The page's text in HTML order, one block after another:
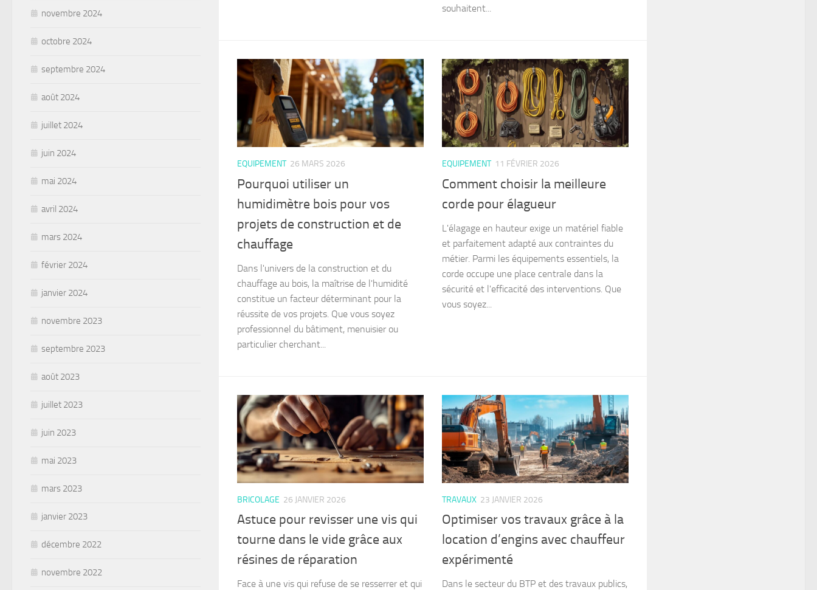
souhaitent...
EQUIPEMENT 26 MARS 2026
Pourquoi utiliser un
humidimètre bois pour vos
projets de construction et de
chauffage
Dans l'univers de la construction et du
chauffage au bois, la maîtrise de l'humidité
constitue un facteur déterminant pour la
réussite de vos projets. Que vous soyez
professionnel du bâtiment, menuisier ou
particulier cherchant...
EQUIPEMENT 11 FÉVRIER 2026
Comment choisir la meilleure
corde pour élagueur
L'élagage en hauteur exige un matériel fiable
et parfaitement adapté aux contraintes du
métier. Parmi les équipements essentiels, la
corde occupe une place centrale dans la
sécurité et l'efficacité des interventions. Que
vous soyez...
BRICOLAGE 26 JANVIER 2026
Astuce pour revisser une vis qui
tourne dans le vide grâce aux
résines de réparation
Face à une vis qui refuse de se resserrer et qui
TRAVAUX 23 JANVIER 2026
Optimiser vos travaux grâce à la
location d’engins avec chauffeur
expérimenté
Dans le secteur du BTP et des travaux publics,
novembre 2024
octobre 2024
septembre 2024
août 2024
juillet 2024
juin 2024
mai 2024
avril 2024
mars 2024
février 2024
janvier 2024
novembre 2023
septembre 2023
août 2023
juillet 2023
juin 2023
mai 2023
mars 2023
janvier 2023
décembre 2022
novembre 2022